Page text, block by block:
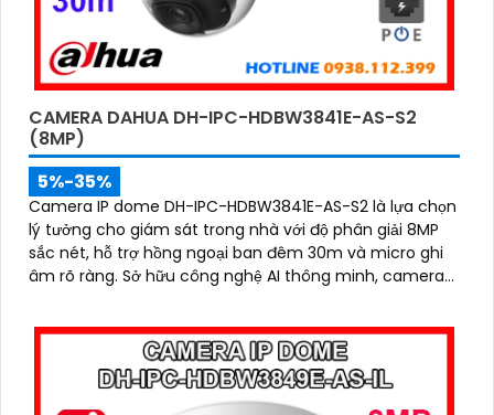
CAMERA DAHUA DH-IPC-HDBW3841E-AS-S2
(8MP)
5%-35%
Camera IP dome DH-IPC-HDBW3841E-AS-S2 là lựa chọn
lý tưởng cho giám sát trong nhà với độ phân giải 8MP
sắc nét, hỗ trợ hồng ngoại ban đêm 30m và micro ghi
âm rõ ràng. Sở hữu công nghệ AI thông minh, camera
người và phương tiện, tăng độ chính xác trong cảnh